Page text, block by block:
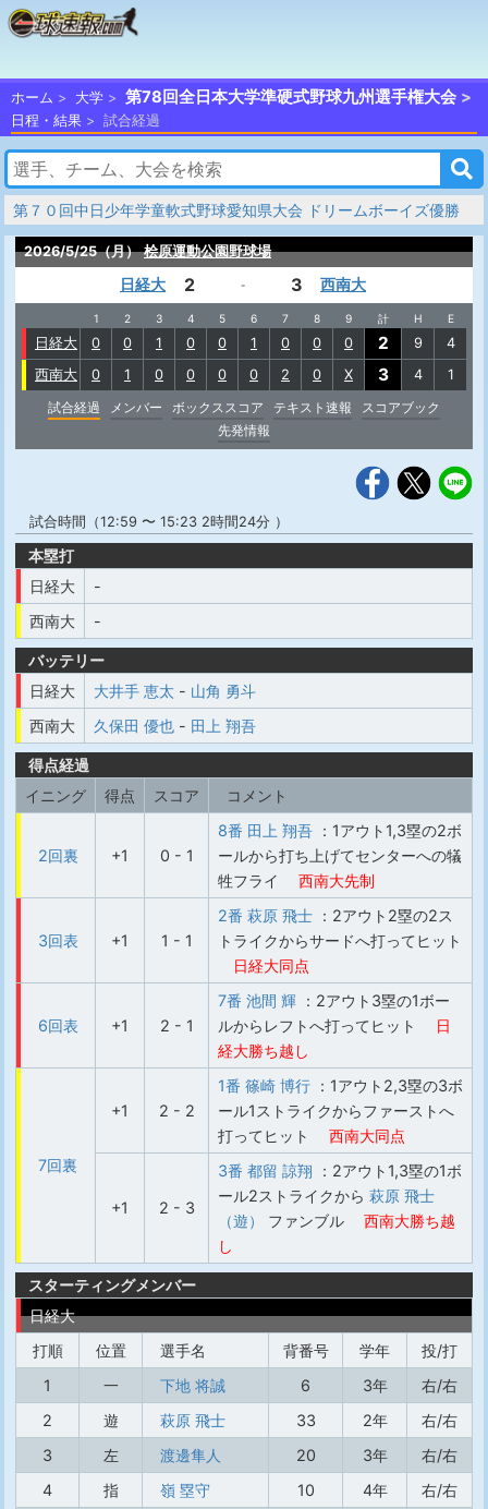
ホーム 大学 第78回全日本大学準硬式野球九州選手権大会
日程・結果 試合経過
第７０回中日少年学童軟式野球愛知県大会 ドリームボーイズ優勝
2026/5/25（月） 桧原運動公園野球場
日経大 2 - 3 西南大
1 2 3 4 5 6 7 8 9 計 H E
日経大 0 0 1 0 0 1 0 0 0 2 9
4
西南大
0 1 0 0 0 0 2 0 X 3 4
1
試合経過
メンバー ボックススコア テキスト速報
スコアブック
先発情報
試合時間（12:59 〜 15:23 2時間24分 ）
本塁打
日経大
-
西南大
-
バッテリー
日経大
大井手 恵太 - 山角 勇斗
西南大
久保田 優也 - 田上 翔吾
得点経過
イニング
得点 スコア コメント
2回裏 +1 0 - 1
8番 田上 翔吾 ：1アウト1,3塁の2ボ
ールから打ち上げてセンターへの犠
牲フライ
西南大先制
3回表 +1 1 - 1
2番 萩原 飛士 ：2アウト2塁の2ス
トライクからサードへ打ってヒット
日経大同点
6回表 +1 2 - 1
7番 池間 輝 ：2アウト3塁の1ボー
ルからレフトへ打ってヒット
日
経大勝ち越し
7回裏
+1 2 - 2
1番 篠崎 博行 ：1アウト2,3塁の3ボ
ール1ストライクからファーストへ
打ってヒット
西南大同点
+1 2 - 3
3番 都留 諒翔 ：2アウト1,3塁の1ボ
ール2ストライクから 萩原 飛士
（遊）
ファンブル
西南大勝ち越
し
スターティングメンバー
日経大
打順
位置 選手名 背番号 学年
投/打
1
一 下地 将誠 6 3年
右/右
2
遊 萩原 飛士 33 2年
右/右
3
左 渡邊隼人 20 3年
右/右
4
指 嶺 塁守 10 4年
右/右